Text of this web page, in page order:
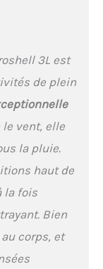
la fois
est
une
mieux
de
:
de la
Race
Jacket la
sans
: Le
poches
3L est
de plein
vent, elle
la pluie.
haut de
la fois
Bien
corps, et